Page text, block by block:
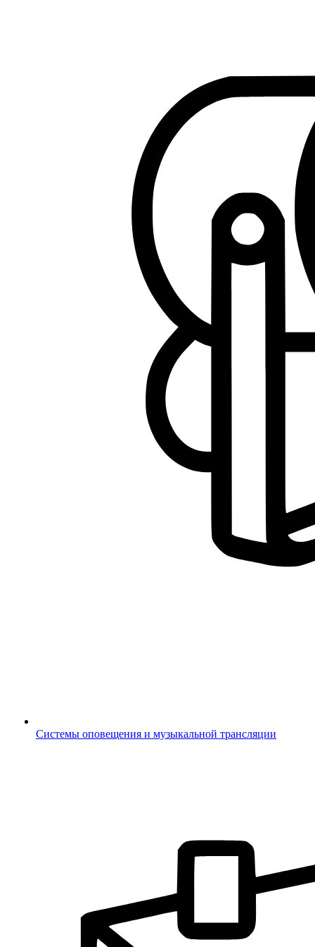
Системы оповещения и музыкальной трансляции